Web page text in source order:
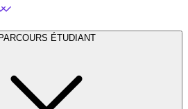
PARCOURS ÉTUDIANT